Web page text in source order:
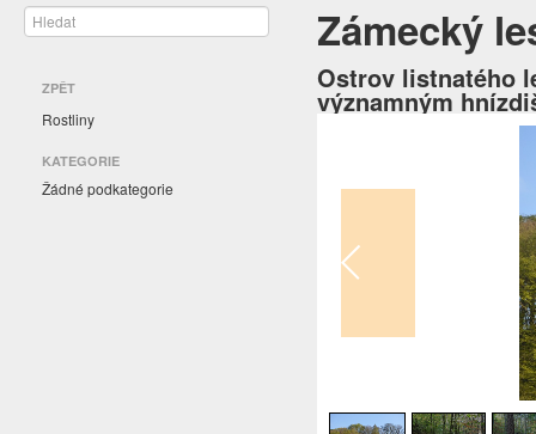
ZPĚT
Rostliny
KATEGORIE
Žádné podkategorie
Zámecký
Ostrov listnatého
významným